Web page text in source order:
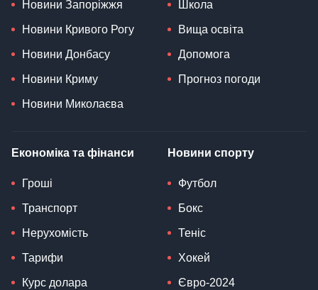
Новини Запоріжжя
Новини Кривого Рогу
Новини Донбасу
Новини Криму
Новини Миколаєва
Школа
Вища освіта
Допомога
Прогноз погоди
Економіка та фінанси
Гроші
Транспорт
Нерухомість
Тарифи
Курс долара
Новини спорту
Футбол
Бокс
Теніс
Хокей
Євро-2024